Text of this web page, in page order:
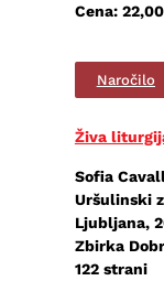
Cena:
Naročilo
Živa
Sofia
Uršulinski
Ljubljana,
Zbirka
122 strani